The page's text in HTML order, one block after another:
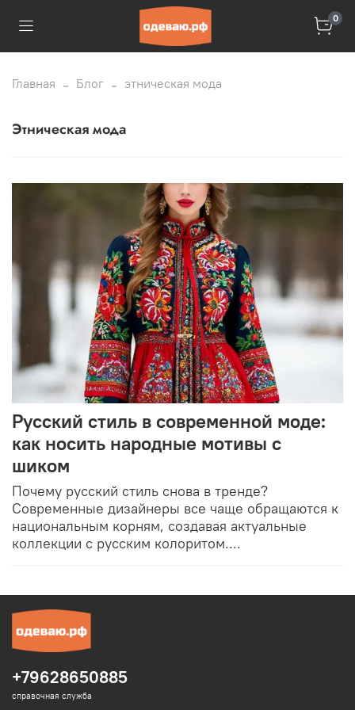
0
Главная Блог этническая мода
этническая мода
Русский стиль в современной моде:
как носить народные мотивы с
шиком
Почему русский стиль снова в тренде?
Современные дизайнеры все чаще обращаются к
национальным корням, создавая актуальные
коллекции с русским колоритом....
+79628650885
справочная служба